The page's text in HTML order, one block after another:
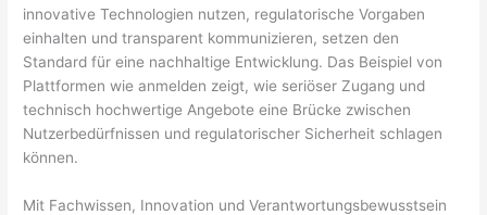
innovative Technologien nutzen, regulatorische Vorgaben
einhalten und transparent kommunizieren, setzen den
Standard für eine nachhaltige Entwicklung. Das Beispiel von
Plattformen wie anmelden zeigt, wie seriöser Zugang und
technisch hochwertige Angebote eine Brücke zwischen
Nutzerbedürfnissen und regulatorischer Sicherheit schlagen
können.
Mit Fachwissen, Innovation und Verantwortungsbewusstsein